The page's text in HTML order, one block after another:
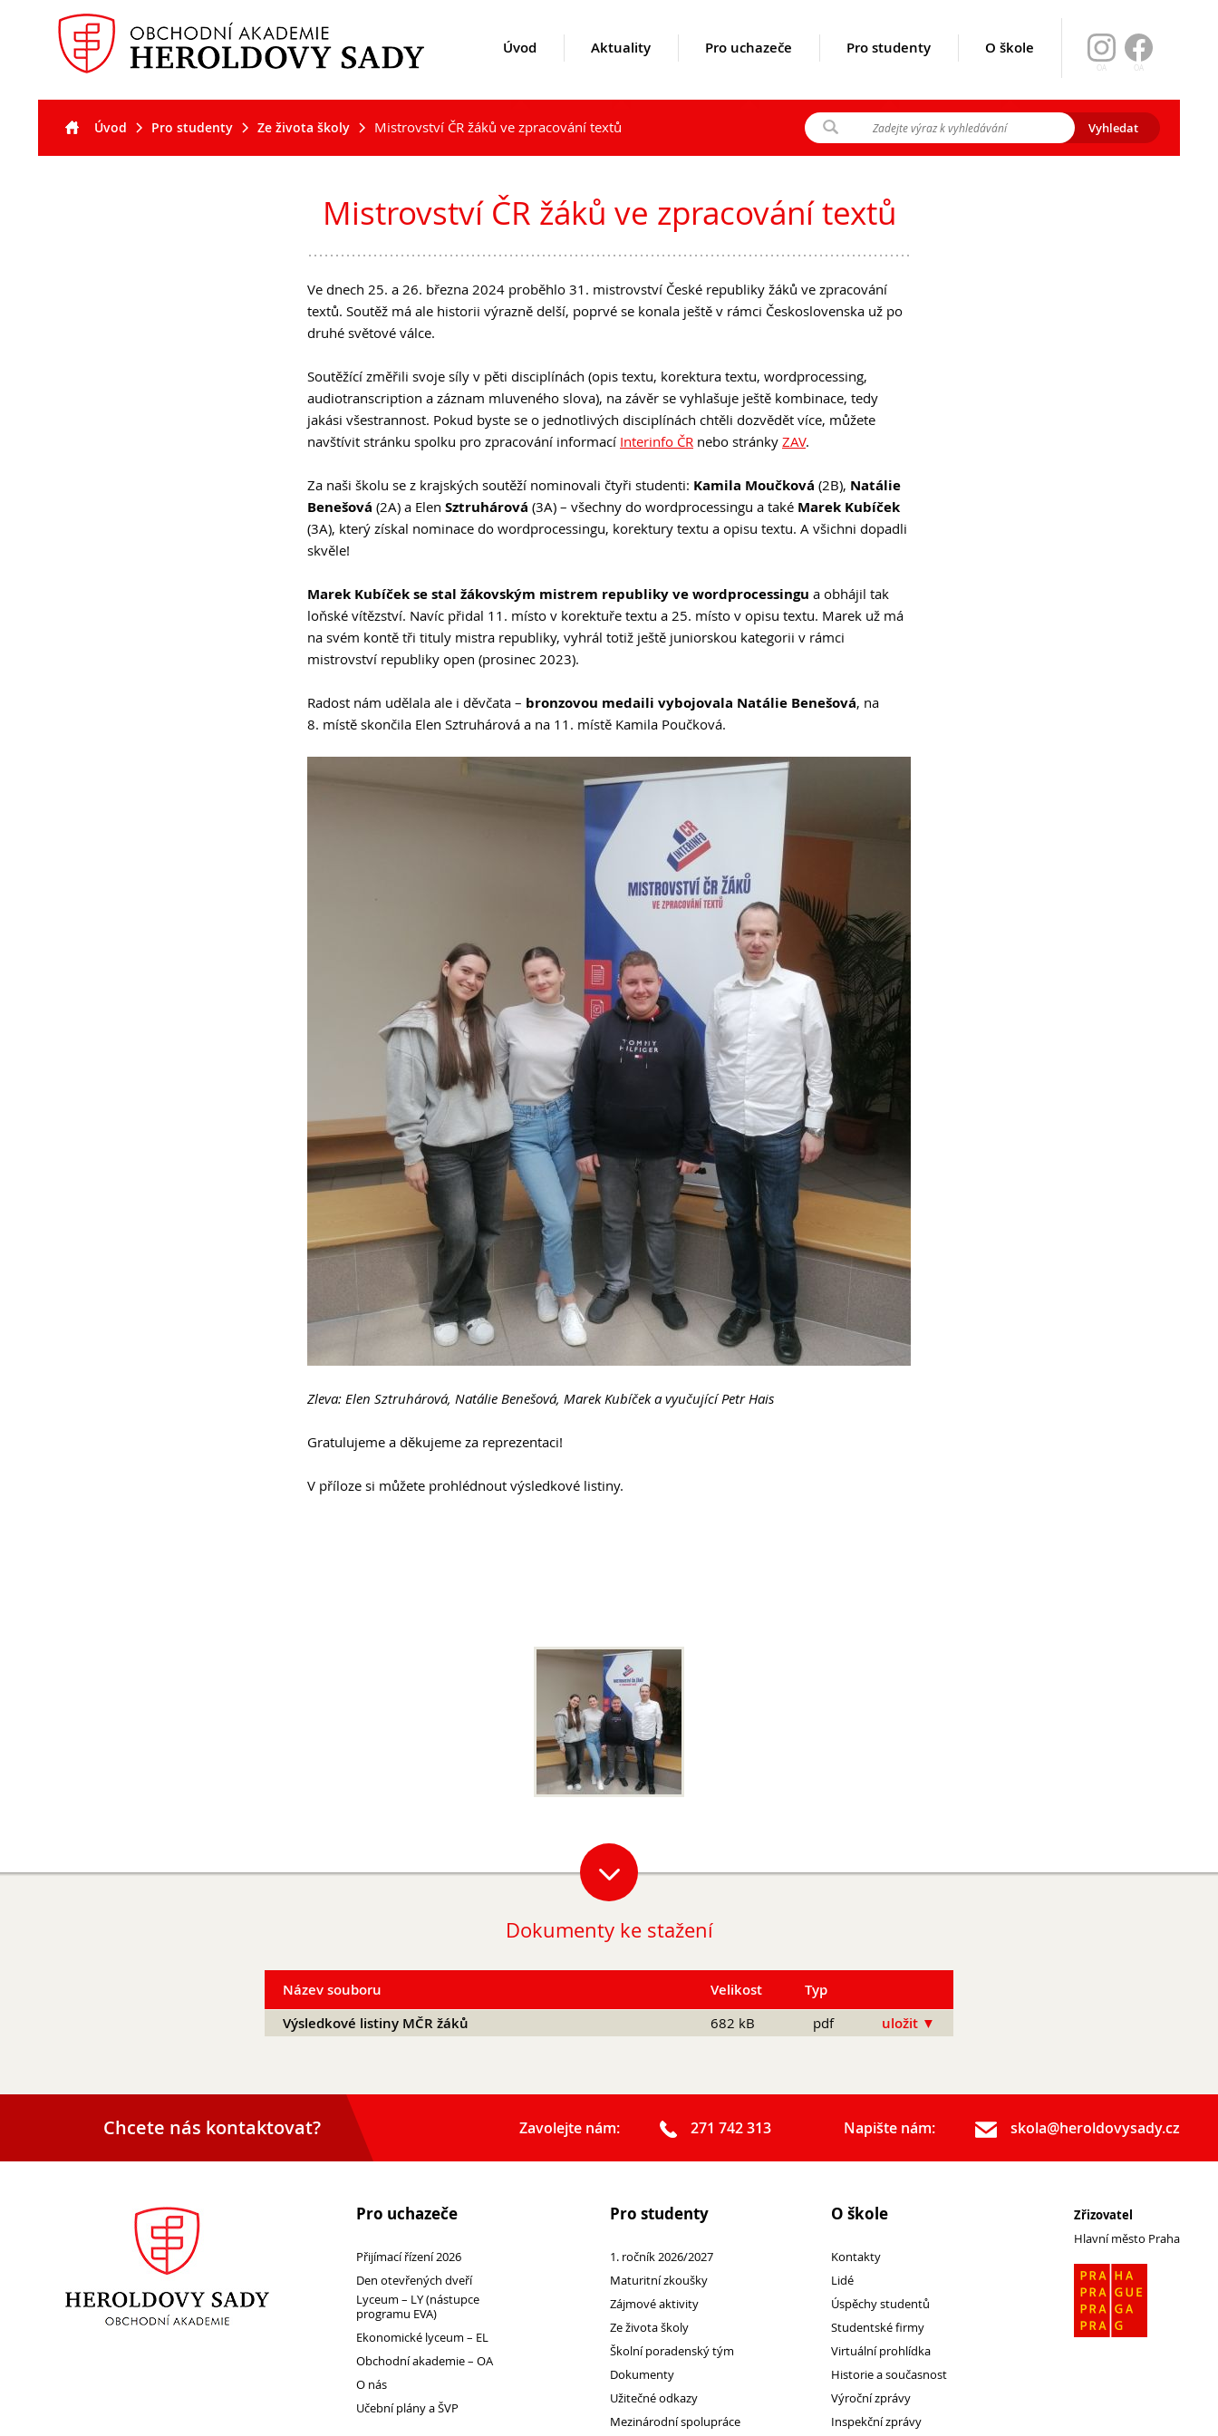
OA
OA
Úvod Aktuality
Aktuality
Opravné zkoušky a doklasifikace srpen
Pro uchazeče
Pro
Přijímací řízení 2026
Lyceum – LY (nástupce programu EVA)
O nás
Učební plány a ŠVP
Pro studenty
Pro
1. ročník 2026/2027
Zájmové aktivity
Dokumenty
Užitečné odkazy
DofE
Sekce TEV
Podcast Future On
O škole
O škole
Kontakty
Úspěchy studentů
Historie a současnost
Výroční zprávy
Povinně zveřejňované údaje
Ochrana oznamovatelů
GDPR
Úvod Pro studenty Ze života školy Mistrovství ČR žáků ve zpracování textů
Mistrovství ČR žáků ve zpracování textů
Ve dnech 25. a 26. března 2024 proběhlo 31. mistrovství České republiky žáků ve zpracování
textů. Soutěž má ale historii výrazně delší, poprvé se konala ještě v rámci Československa už po
druhé světové válce.
Soutěžící změřili svoje síly v pěti disciplínách (opis textu, korektura textu, wordprocessing,
audiotranscription a záznam mluveného slova), na závěr se vyhlašuje ještě kombinace, tedy
jakási všestrannost. Pokud byste se o jednotlivých disciplínách chtěli dozvědět více, můžete
navštívit stránku spolku pro zpracování informací Interinfo ČR nebo stránky ZAV.
Za naši školu se z krajských soutěží nominovali čtyři studenti: Kamila Moučková (2B), Natálie
Benešová (2A) a Elen Sztruhárová (3A) – všechny do wordprocessingu a také Marek Kubíček
(3A), který získal nominace do wordprocessingu, korektury textu a opisu textu. A všichni dopadli
skvěle!
Marek Kubíček se stal žákovským mistrem republiky ve wordprocessingu a obhájil tak
loňské vítězství. Navíc přidal 11. místo v korektuře textu a 25. místo v opisu textu. Marek už má
na svém kontě tři tituly mistra republiky, vyhrál totiž ještě juniorskou kategorii v rámci
mistrovství republiky open (prosinec 2023).
Radost nám udělala ale i děvčata – bronzovou medaili vybojovala Natálie Benešová, na
8. místě skončila Elen Sztruhárová a na 11. místě Kamila Poučková.
Zleva: Elen Sztruhárová, Natálie Benešová, Marek Kubíček a vyučující Petr Hais
Gratulujeme a děkujeme za reprezentaci!
V příloze si můžete prohlédnout výsledkové listiny.
Dokumenty ke stažení
Název souboru Velikost
Typ
Výsledkové listiny MČR žáků
682 kB pdf uložit ▼
Chcete nás kontaktovat? Zavolejte nám: 271 742 313 Napište nám: skola@heroldovysady.cz
Pro uchazeče
Přijímací řízení 2026
Den otevřených dveří
Lyceum – LY (nástupce
programu EVA)
Ekonomické lyceum – EL
Obchodní akademie – OA
O nás
Učební plány a ŠVP
Pro studenty
1. ročník 2026/2027
Maturitní zkoušky
Zájmové aktivity
Ze života školy
Školní poradenský tým
Dokumenty
Užitečné odkazy
Mezinárodní spolupráce
O škole
Kontakty
Lidé
Úspěchy studentů
Studentské firmy
Virtuální prohlídka
Historie a současnost
Výroční zprávy
Inspekční zprávy
Zřizovatel
Hlavní město Praha